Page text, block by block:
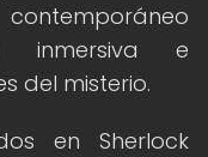
inmersiva e
del misterio.
en Sherlock